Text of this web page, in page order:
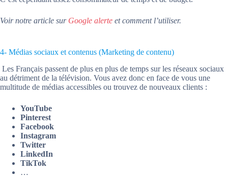
Voir notre article sur Google alerte et comment l’utiliser.
4- Médias sociaux et contenus (Marketing de contenu)
Les Français passent de plus en plus de temps sur les réseaux sociaux
au détriment de la télévision. Vous avez donc en face de vous une
multitude de médias accessibles ou trouvez de nouveaux clients :
YouTube
Pinterest
Facebook
Instagram
Twitter
LinkedIn
TikTok
…